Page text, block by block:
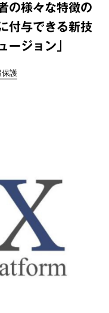
の様々な特徴の
付与できる新技
ージョン」
保護